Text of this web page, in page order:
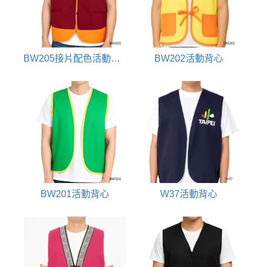
BW205接片配色活動背心 BW202活動背心
BW201活動背心 W37活動背心